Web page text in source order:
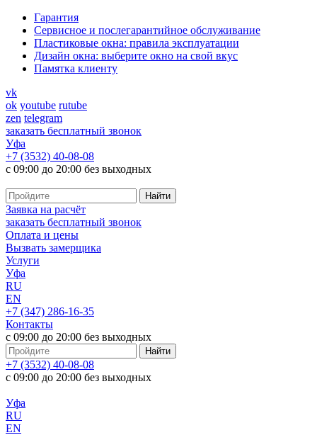
Гарантия
Cервисное и послегарантийное обслуживание
Пластиковые окна: правила эксплуатации
Дизайн окна: выберите окно на свой вкус
Памятка клиенту
vk
ok youtube rutube
zen telegram
заказать бесплатный звонок
Уфа
+7 (3532) 40-08-08
с 09:00 до 20:00 без выходных
Заявка на расчёт
заказать бесплатный звонок
Оплата и цены
Вызвать замерщика
Услуги
Уфа
RU
EN
+7 (347) 286-16-35
Контакты
с 09:00 до 20:00 без выходных
+7 (3532) 40-08-08
с 09:00 до 20:00 без выходных
Уфа
RU
EN